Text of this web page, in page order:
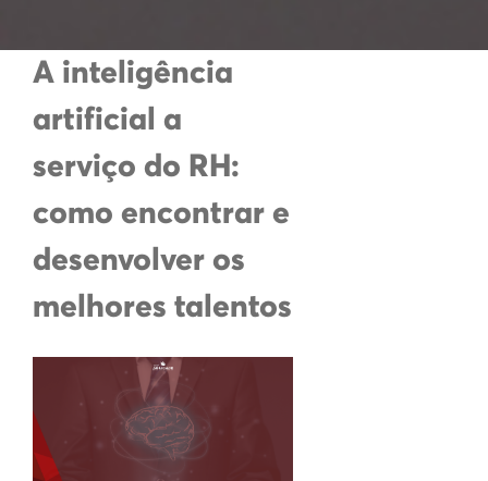
A inteligência
artificial a
serviço do RH:
como encontrar e
desenvolver os
melhores talentos